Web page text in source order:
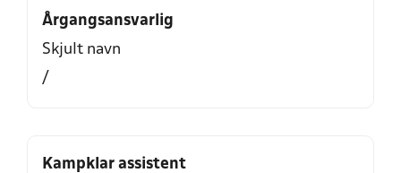
Årgangsansvarlig
Skjult navn
/
Kampklar assistent